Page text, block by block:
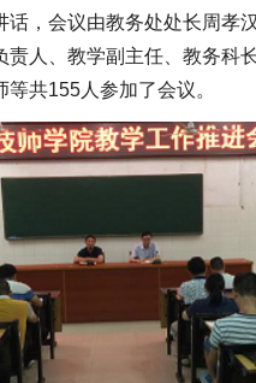
话，会议由教务处处长周孝汉
责人、教学副主任、教务科
共155人参加了会议。